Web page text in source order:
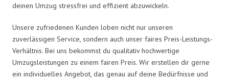
deinen Umzug stressfrei und effizient abzuwickeln.
Unsere zufriedenen Kunden loben nicht nur unseren
zuverlässigen Service, sondern auch unser faires Preis-Leistungs-
Verhältnis. Bei uns bekommst du qualitativ hochwertige
Umzugsleistungen zu einem fairen Preis. Wir erstellen dir gerne
ein individuelles Angebot, das genau auf deine Bedürfnisse und